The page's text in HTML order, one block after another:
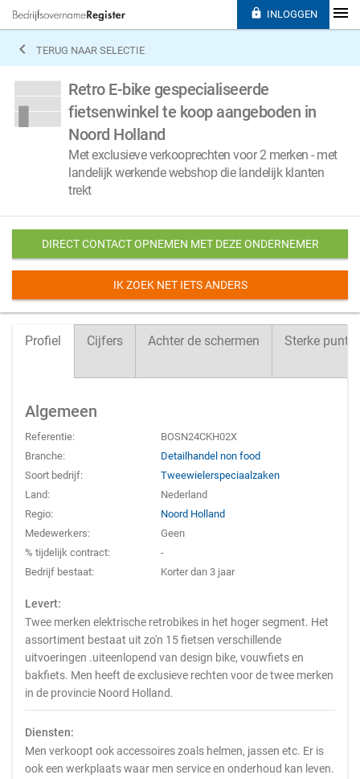
 TERUG NAAR SELECTIE
Retro E-bike gespecialiseerde
fietsenwinkel te koop aangeboden in
Noord Holland
Met exclusieve verkooprechten voor 2 merken - met
landelijk werkende webshop die landelijk klanten
trekt
DIRECT CONTACT OPNEMEN MET DEZE ONDERNEMER
IK ZOEK NET IETS ANDERS
Profiel Cijfers Achter de schermen Sterke
Algemeen
Referentie:
BOSN24CKH02X
Branche:
Detailhandel non food
Soort bedrijf:
Tweewielerspeciaalzaken
Land:
Nederland
Regio:
Noord Holland
Medewerkers:
Geen
% tijdelijk contract:
-
Bedrijf bestaat:
Korter dan 3 jaar
Levert:
Twee merken elektrische retrobikes in het hoger segment. Het
assortiment bestaat uit zo'n 15 fietsen verschillende
uitvoeringen .uiteenlopend van design bike, vouwfiets en
bakfiets. Men heeft de exclusieve rechten voor de twee merken
in de provincie Noord Holland.
Diensten:
Men verkoopt ook accessoires zoals helmen, jassen etc. Er is
ook een werkplaats waar men service en onderhoud kan leven.
 INLOGGEN